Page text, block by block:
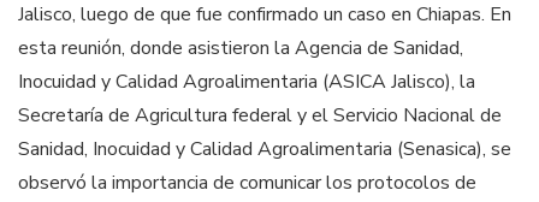
Jalisco, luego de que fue confirmado un caso en Chiapas. En
esta reunión, donde asistieron la Agencia de Sanidad,
Inocuidad y Calidad Agroalimentaria (ASICA Jalisco), la
Secretaría de Agricultura federal y el Servicio Nacional de
Sanidad, Inocuidad y Calidad Agroalimentaria (Senasica), se
observó la importancia de comunicar los protocolos de